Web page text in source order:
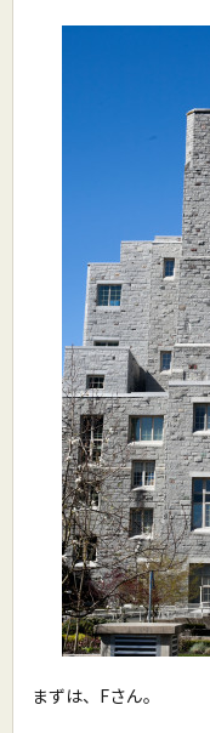
まずは、Fさん。